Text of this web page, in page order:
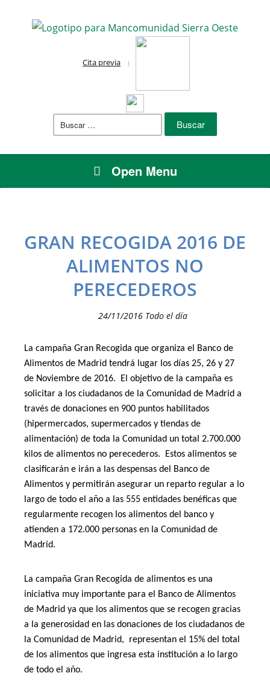
Cita previa
Buscar:
Open Menu
GRAN RECOGIDA 2016 DE
ALIMENTOS NO
PERECEDEROS
24/11/2016 Todo el día
La campaña Gran Recogida que organiza el Banco de
Alimentos de Madrid tendrá lugar los días 25, 26 y 27
de Noviembre de 2016.
El objetivo de la campaña es
solicitar a los ciudadanos de la Comunidad de Madrid a
través de donaciones en 900 puntos habilitados
(hipermercados, supermercados y tiendas de
alimentación) de toda la Comunidad un total 2.700.000
kilos de alimentos no perecederos.
Estos alimentos se
clasificarán e irán a las despensas del Banco de
Alimentos y permitirán asegurar un reparto regular a lo
largo de todo el año a las 555 entidades benéficas que
regularmente recogen los alimentos del banco y
atienden a 172.000 personas en la Comunidad de
Madrid.
La campaña Gran Recogida de alimentos es una
iniciativa muy importante para el Banco de Alimentos
de Madrid ya que los alimentos que se recogen gracias
a la generosidad en las donaciones de los ciudadanos de
la Comunidad de Madrid,
representan el 15% del total
de los alimentos que ingresa esta institución a lo largo
de todo el año.